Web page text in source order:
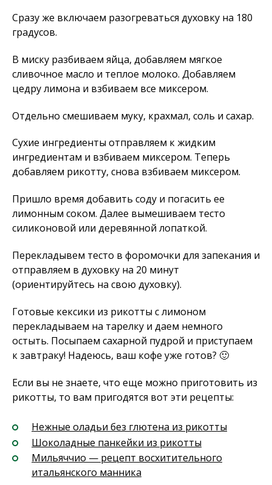
Сразу же включаем разогреваться духовку на 180
градусов.
В миску разбиваем яйца, добавляем мягкое
сливочное масло и теплое молоко. Добавляем
цедру лимона и взбиваем все миксером.
Отдельно смешиваем муку, крахмал, соль и сахар.
Сухие ингредиенты отправляем к жидким
ингредиентам и взбиваем миксером. Теперь
добавляем рикотту, снова взбиваем миксером.
Пришло время добавить соду и погасить ее
лимонным соком. Далее вымешиваем тесто
силиконовой или деревянной лопаткой.
Перекладывем тесто в форомочки для запекания и
отправляем в духовку на 20 минут
(ориентируйтесь на свою духовку).
Готовые кексики из рикотты с лимоном
перекладываем на тарелку и даем немного
остыть. Посыпаем сахарной пудрой и приступаем
к завтраку! Надеюсь, ваш кофе уже готов? 🙂
Если вы не знаете, что еще можно приготовить из
рикотты, то вам пригодятся вот эти рецепты:
Нежные оладьи без глютена из рикотты
Шоколадные панкейки из рикотты
Мильяччио — рецепт восхитительного
итальянского манника